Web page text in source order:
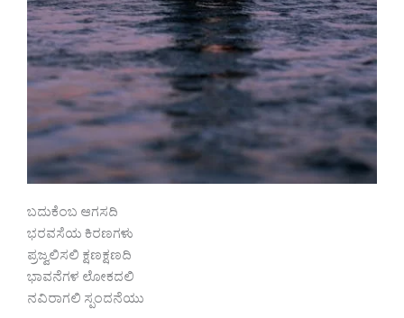
ಬದುಕೆಂಬ ಆಗಸದಿ
ಭರವಸೆಯ ಕಿರಣಗಳು
ಪ್ರಜ್ವಲಿಸಲಿ ಕ್ಷಣಕ್ಷಣದಿ
ಭಾವನೆಗಳ ಲೋಕದಲಿ
ನವಿರಾಗಲಿ ಸ್ಪಂದನೆಯು